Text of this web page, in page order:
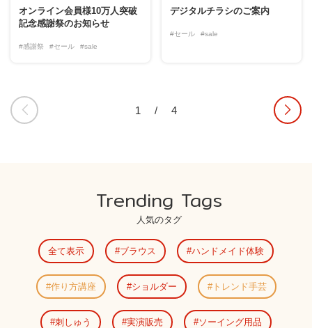
オンライン会員様10万人突破
記念感謝祭のお知らせ
#感謝祭 #セール #sale
デジタルチラシのご案内
#セール #sale
1 / 4
Trending Tags
人気のタグ
全て表示 ブラウス ハンドメイド体験
作り方講座 ショルダー トレンド手芸
刺しゅう 実演販売 ソーイング用品